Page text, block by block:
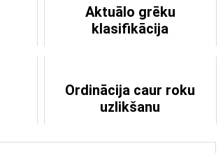
Aktuālo grēku
klasifikācija
Ordinācija caur roku
uzlikšanu